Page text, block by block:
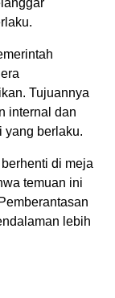
Tujuannya
internal dan
yang berlaku.
di meja
temuan ini
lebih